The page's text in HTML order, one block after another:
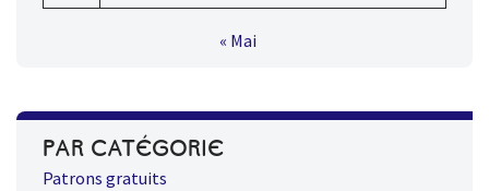
« Mai
PAR CATÉGORIE
Patrons gratuits